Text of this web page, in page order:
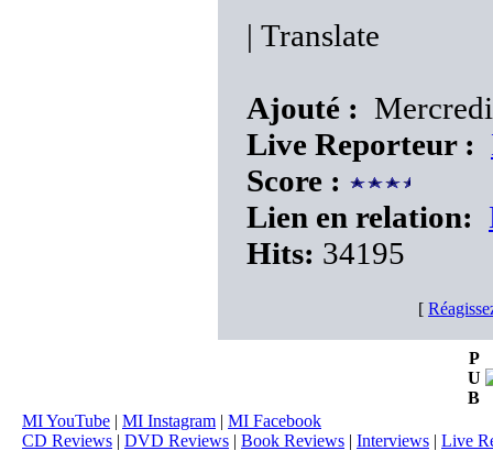
| Translate
Ajouté :
Live Reporteur :
Score :
Lien en relation:
Hits: 34195
[
P
U
B
MI YouTube | MI Instagram | MI Facebook
CD Reviews | DVD Reviews | Book Reviews | Interviews | Live